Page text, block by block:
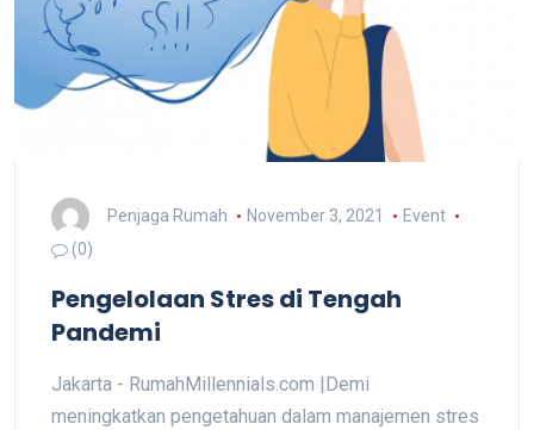
Penjaga Rumah November 3, 2021
Event
(0)
Pengelolaan Stres di Tengah
Pandemi
Jakarta - RumahMillennials.com |Demi
meningkatkan pengetahuan dalam manajemen stres